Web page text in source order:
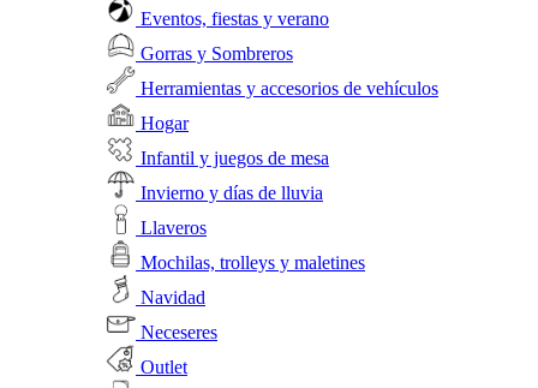
Eventos, fiestas y verano
Gorras y Sombreros
Herramientas y accesorios de vehículos
Hogar
Infantil y juegos de mesa
Invierno y días de lluvia
Llaveros
Mochilas, trolleys y maletines
Navidad
Neceseres
Outlet